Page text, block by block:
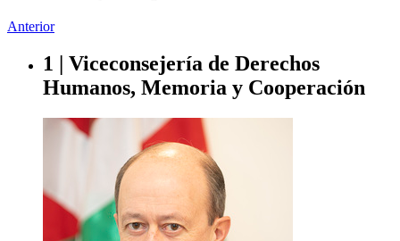
Anterior
1 | Viceconsejería de Derechos
Humanos, Memoria y Cooperación